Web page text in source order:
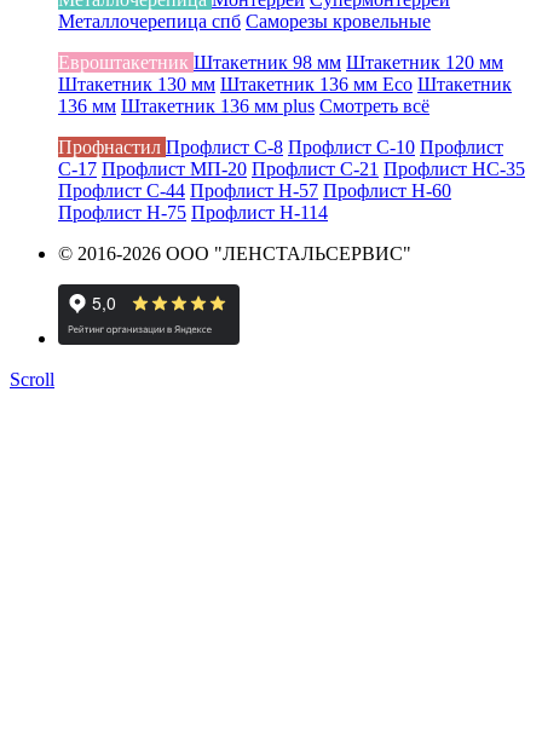
Металлочерепица спб Саморезы кровельные
Евроштакетник Штакетник 98 мм Штакетник 120 мм
Штакетник 130 мм Штакетник 136 мм Eco Штакетник
136 мм Штакетник 136 мм plus Смотреть всё
Профнастил Профлист С-8 Профлист С-10 Профлист
С-17 Профлист МП-20 Профлист С-21 Профлист НС-35
Профлист С-44 Профлист Н-57 Профлист Н-60
Профлист Н-75 Профлист Н-114
© 2016-2026 ООО "ЛЕНСТАЛЬСЕРВИС"
Scroll